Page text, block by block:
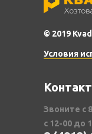
© 2019
Условия
Звоните с
с 12-00 до